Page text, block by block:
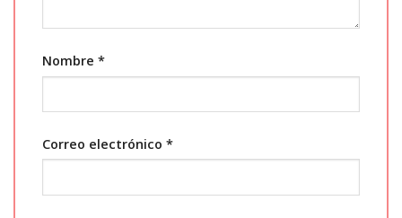
Nombre *
Correo electrónico *